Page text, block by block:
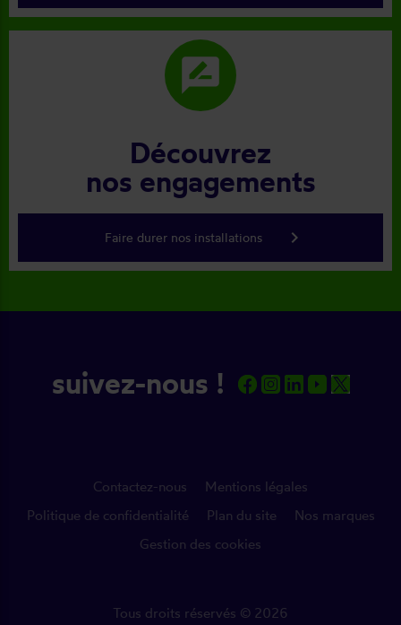
rate_review
Découvrez
nos engagements
Faire durer nos installations keyboard_arrow_right
suivez-nous !
Contactez-nous
Mentions légales
Politique de confidentialité
Plan du site
Nos marques
Gestion des cookies
Tous droits réservés © 2026